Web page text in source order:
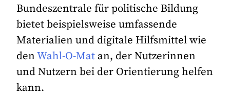
Bundeszentrale für politische Bildung
bietet beispielsweise umfassende
Materialien und digitale Hilfsmittel wie
denWahl-O-Mat an, der Nutzerinnen
und Nutzern bei der Orientierung helfen
kann.